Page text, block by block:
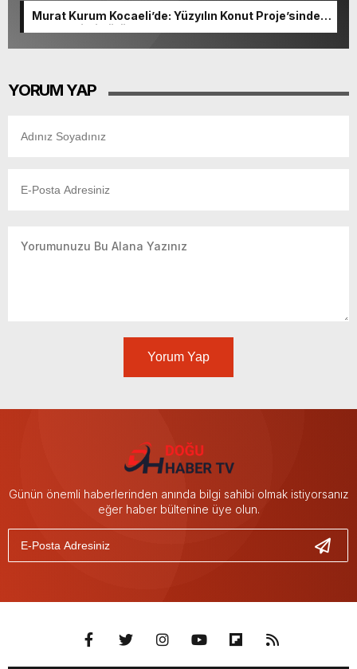
Murat Kurum Kocaeli’de: Yüzyılın Konut Proje’sinde
kura çekimi sürüyor
YORUM YAP
Yorum Yap
Günün önemli haberlerinden anında bilgi sahibi olmak istiyorsanız
eğer haber bültenine üye olun.